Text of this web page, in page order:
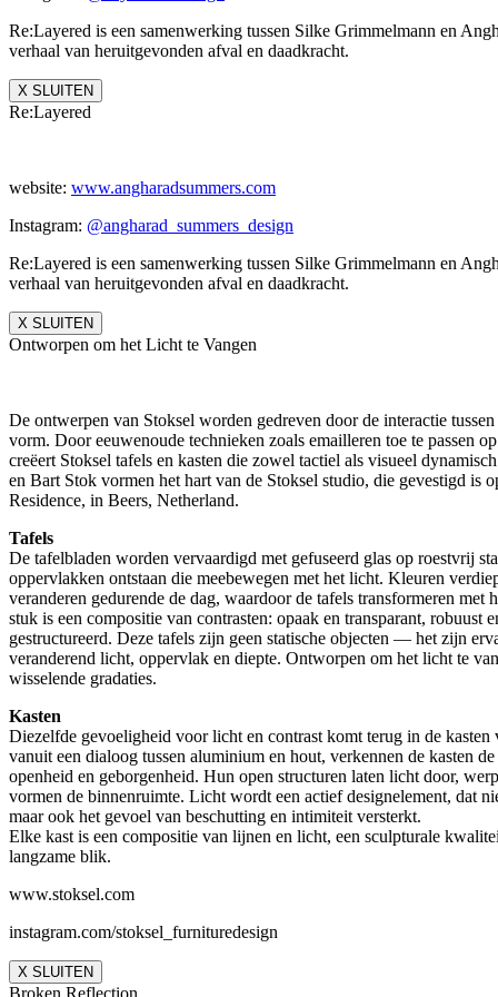
Re:Layered is een samenwerking tussen Silke Grimmelmann en
verhaal van heruitgevonden afval en daadkracht.
X SLUITEN
Re:Layered
website: www.angharadsummers.com
Instagram: @angharad_summers_ design
Re:Layered is een samenwerking tussen Silke Grimmelmann en
verhaal van heruitgevonden afval en daadkracht.
X SLUITEN
Ontworpen om het Licht te Vangen
De ontwerpen van Stoksel worden gedreven door de interactie
vorm. Door eeuwenoude technieken zoals emailleren toe te passen
creëert Stoksel tafels en kasten die zowel tactiel als visueel
en Bart Stok vormen het hart van de Stoksel studio, die gevestigd is
Residence, in Beers, Netherland.
Tafels
De tafelbladen worden vervaardigd met gefuseerd glas op roestvrij
oppervlakken ontstaan die meebewegen met het licht. Kleuren
veranderen gedurende de dag, waardoor de tafels transformeren met
stuk is een compositie van contrasten: opaak en transparant, robuust
gestructureerd. Deze tafels zijn geen statische objecten — het zijn
veranderend licht, oppervlak en diepte. Ontworpen om het licht te
wisselende gradaties.
Kasten
Diezelfde gevoeligheid voor licht en contrast komt terug in de kasten
vanuit een dialoog tussen aluminium en hout, verkennen de kasten de
openheid en geborgenheid. Hun open structuren laten licht door,
vormen de binnenruimte. Licht wordt een actief designelement, dat
maar ook het gevoel van beschutting en intimiteit versterkt.
Elke kast is een compositie van lijnen en licht, een sculpturale
langzame blik.
www.stoksel.com
instagram.com/stoksel_furnituredesign
X SLUITEN